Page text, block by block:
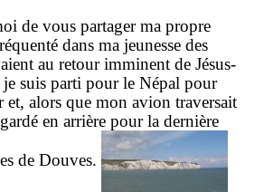
de vous partager ma propre
dans ma jeunesse des
au retour imminent de Jésus-
suis parti pour le Népal pour
et, alors que mon avion traversait
en arrière pour la dernière
de Douves.